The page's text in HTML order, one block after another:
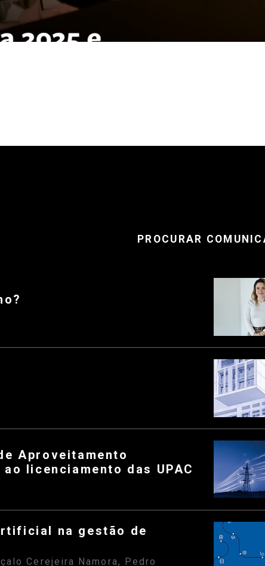
PROCURAR
Aproveitamento
licenciamento das UPAC
na gestão de
Cerejeira Namora, Pedro